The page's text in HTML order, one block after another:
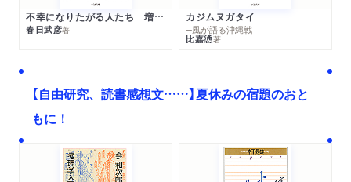
不幸になりたがる人たち 増補新版
春日武彦著
カジムヌガタイ
─風が語る沖縄戦
比嘉慂著
【自由研究、読書感想文……】夏休みの宿題のおと
もに！